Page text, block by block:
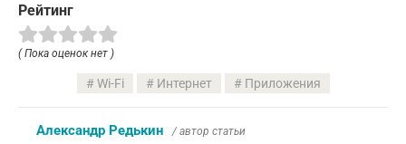
Рейтинг
( Пока оценок нет )
Wi-Fi Интернет Приложения
Александр Редькин / автор статьи